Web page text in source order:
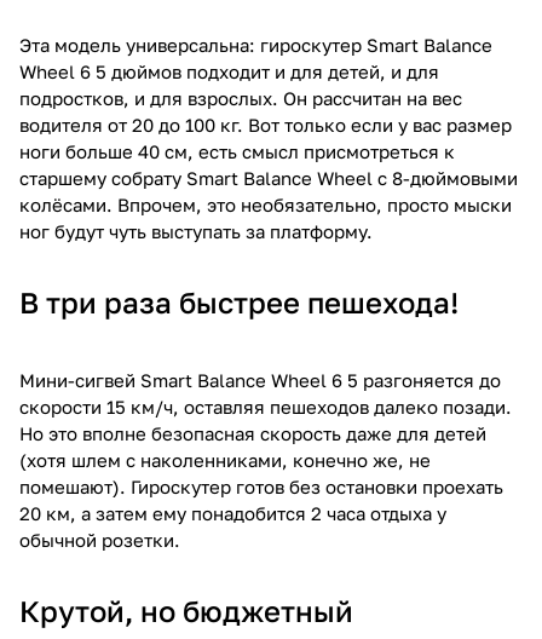
Эта модель универсальна: гироскутер Smart Balance
Wheel 6 5 дюймов подходит и для детей, и для
подростков, и для взрослых. Он рассчитан на вес
водителя от 20 до 100 кг. Вот только если у вас размер
ноги больше 40 см, есть смысл присмотреться к
старшему собрату Smart Balance Wheel с 8-дюймовыми
колёсами. Впрочем, это необязательно, просто мыски
ног будут чуть выступать за платформу.
В три раза быстрее пешехода!
Мини-сигвей Smart Balance Wheel 6 5 разгоняется до
скорости 15 км/ч, оставляя пешеходов далеко позади.
Но это вполне безопасная скорость даже для детей
(хотя шлем с наколенниками, конечно же, не
помешают). Гироскутер готов без остановки проехать
20 км, а затем ему понадобится 2 часа отдыха у
обычной розетки.
Крутой, но бюджетный